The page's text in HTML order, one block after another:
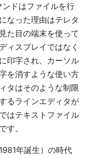
ドはファイルを行
なった理由はテレタ
た目の端末を使って
ィスプレイではなく
印字され、カーソル
を消すような使い方
タはそのような制限
るラインエディタが
はテキストファイル
す。
年誕生）の時代